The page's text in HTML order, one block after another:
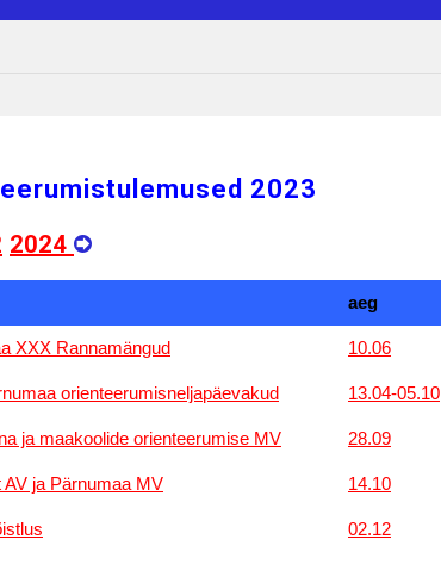
2023
2024
aeg
XXX Rannamängud 10.06
orienteerumisneljapäevakud 13.04-05.10
ja maakoolide orienteerumise MV 28.09
ja Pärnumaa MV 14.10
02.12